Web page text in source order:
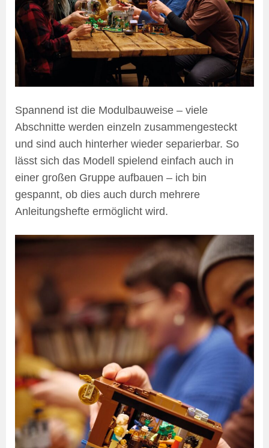
Spannend ist die Modulbauweise – viele
Abschnitte werden einzeln zusammengesteckt
und sind auch hinterher wieder separierbar. So
lässt sich das Modell spielend einfach auch in
einer großen Gruppe aufbauen – ich bin
gespannt, ob dies auch durch mehrere
Anleitungshefte ermöglicht wird.